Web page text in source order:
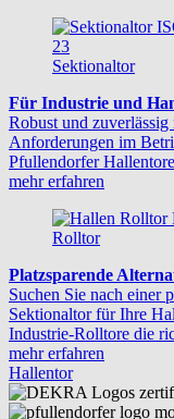
Sektionaltor
Für Industrie und
Robust und zuverlässig
Anforderungen im
Pfullendorfer
mehr erfahren
Rolltor
Platzsparende
Suchen Sie nach einer
Sektionaltor für Ihre
Industrie-Rolltore die
mehr erfahren
Hallentor